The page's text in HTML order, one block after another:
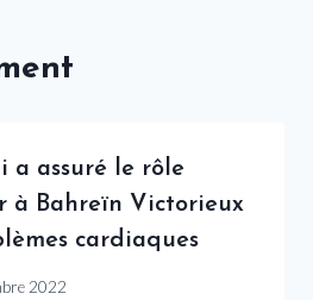
a assuré le rôle
à Bahreïn Victorieux
cardiaques
2022